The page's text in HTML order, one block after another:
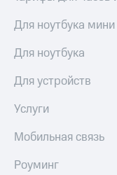
онлайн
полисов
Тарифы
РИИЛ
и МТС Супер
дешевле
Обзоры
Для ноутбука мини
Для ноутбука
Для устройств
Услуги
Мобильная связь
Роуминг